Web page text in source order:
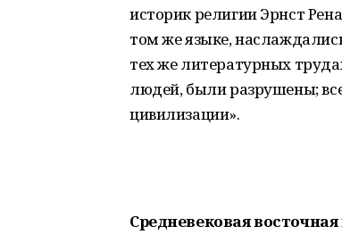
историк религии Эрнст
том же языке,
тех же литературных
людей, были разрушены;
цивилизации».
Средневековая